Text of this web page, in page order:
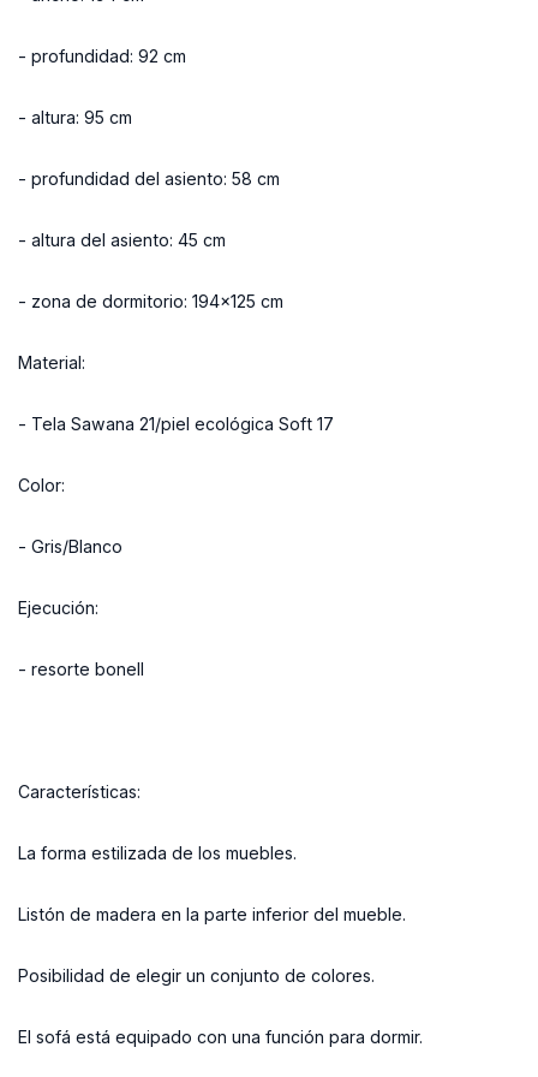
- profundidad: 92 cm
- altura: 95 cm
- profundidad del asiento: 58 cm
- altura del asiento: 45 cm
- zona de dormitorio: 194x125 cm
Material:
- Tela Sawana 21/piel ecológica Soft 17
Color:
- Gris/Blanco
Ejecución:
- resorte bonell
Características:
La forma estilizada de los muebles.
Listón de madera en la parte inferior del mueble.
Posibilidad de elegir un conjunto de colores.
El sofá está equipado con una función para dormir.